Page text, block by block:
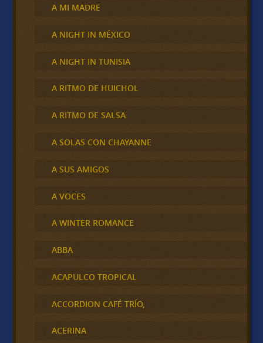
A MI MADRE
A NIGHT IN MÉXICO
A NIGHT IN TUNISIA
A RITMO DE HUICHOL
A RITMO DE SALSA
A SOLAS CON CHAYANNE
A SUS AMIGOS
A VOCES
A WINTER ROMANCE
ABBA
ACAPULCO TROPICAL
ACCORDION CAFÉ TRÍO,
ACERINA